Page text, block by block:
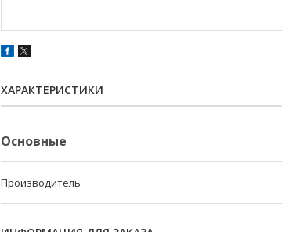
ХАРАКТЕРИСТИКИ
Основные
Производитель